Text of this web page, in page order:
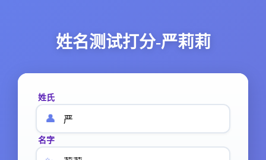
姓名测试打分-严莉莉
姓氏
👤
名字